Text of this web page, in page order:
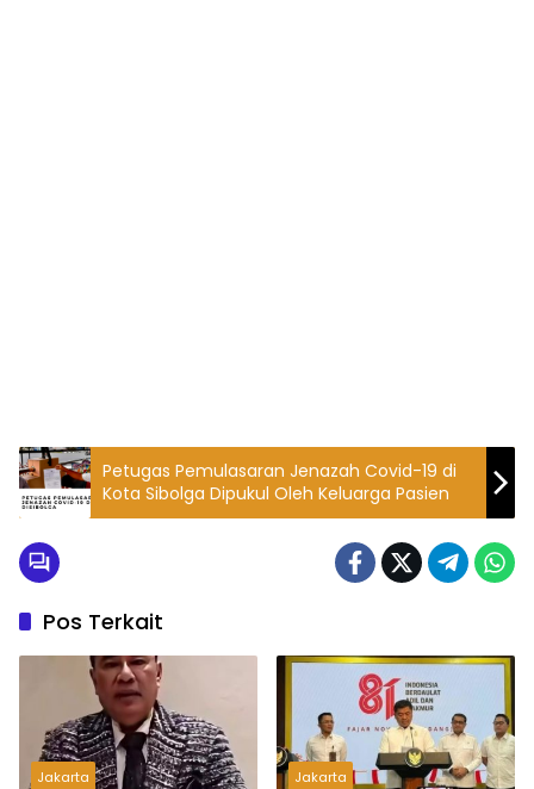
Petugas Pemulasaran Jenazah Covid-19 di
Kota Sibolga Dipukul Oleh Keluarga Pasien
Pos Terkait
Jakarta Jakarta